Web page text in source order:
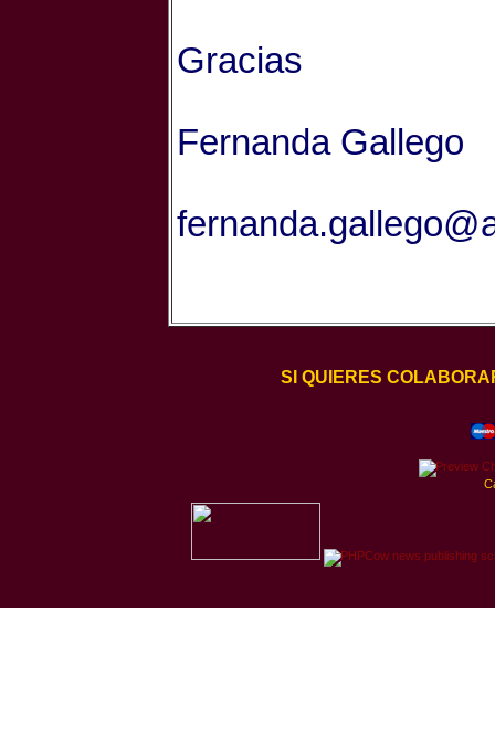
Gracias
Fernanda Gallego
SI QUIERES